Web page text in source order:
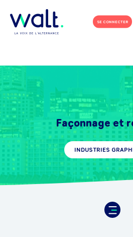
SE CONNECTER
Façonnage et
INDUSTRIES